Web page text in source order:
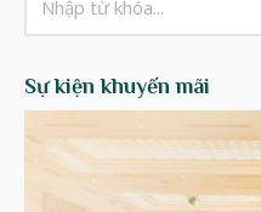
Sự kiện khuyến mãi